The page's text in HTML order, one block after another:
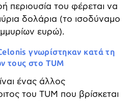
περιουσία του φέρεται να
δολάρια (το ισοδύναμο
ευρώ).
γνωρίστηκαν κατά τη
τους στο TUM
ένας άλλος
του TUM που βρίσκεται